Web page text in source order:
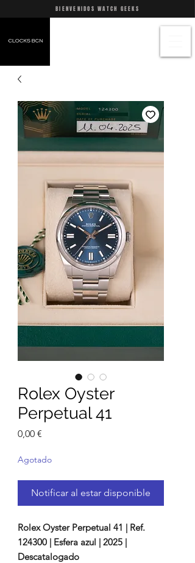
BIENVENIDOS WATCH GEEKS
Rolex Oyster
Perpetual 41
0,00 €
Agotado
Notificar al estar disponible
Rolex Oyster Perpetual 41 | Ref.
124300 | Esfera azul | 2025 |
Descatalogado